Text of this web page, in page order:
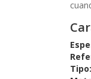
Tipo: